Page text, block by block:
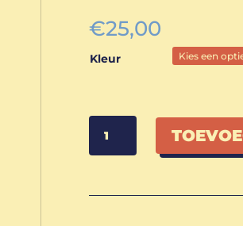
€25,00
Kleur
aantal